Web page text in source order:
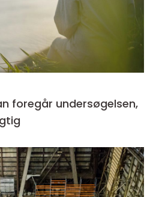
foregår undersøgelsen,